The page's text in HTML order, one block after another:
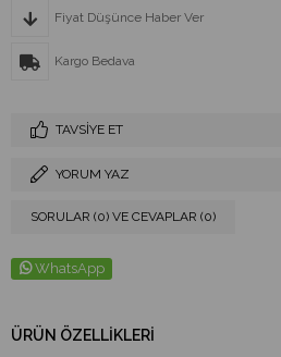
Fiyat Düşünce Haber Ver
Kargo Bedava
TAVSIYE ET
YORUM YAZ
SORULAR (0) VE CEVAPLAR (0)
WhatsApp
ÜRÜN ÖZELLIKLERI